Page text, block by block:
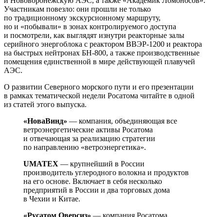
Участникам повезло: они прошли не только
по традиционному экскурсионному маршруту,
но и «побывали» в зонах контролируемого доступа
и посмотрели, как выглядят изнутри реакторные залы
серийного энергоблока с реактором ВВЭР‑1200 и реактора
на быстрых нейтронах БН‑800, а также производственные
помещения единственной в мире действующей плавучей
АЭС.
О развитии Северного морского пути и его презентации
в рамках тематической недели Росатома читайте в одной
из статей этого выпуска.
«НоваВинд» — ​компания, объединяющая все
ветроэнергетические активы Росатома
и отвечающая за реализацию стратегии
по направлению «ветроэнергетика».
UMATEX — ​крупнейший в России
производитель углеродного волокна и продуктов
на его основе. Включает в себя несколько
предприятий в России и два торговых дома
в Чехии и Китае.